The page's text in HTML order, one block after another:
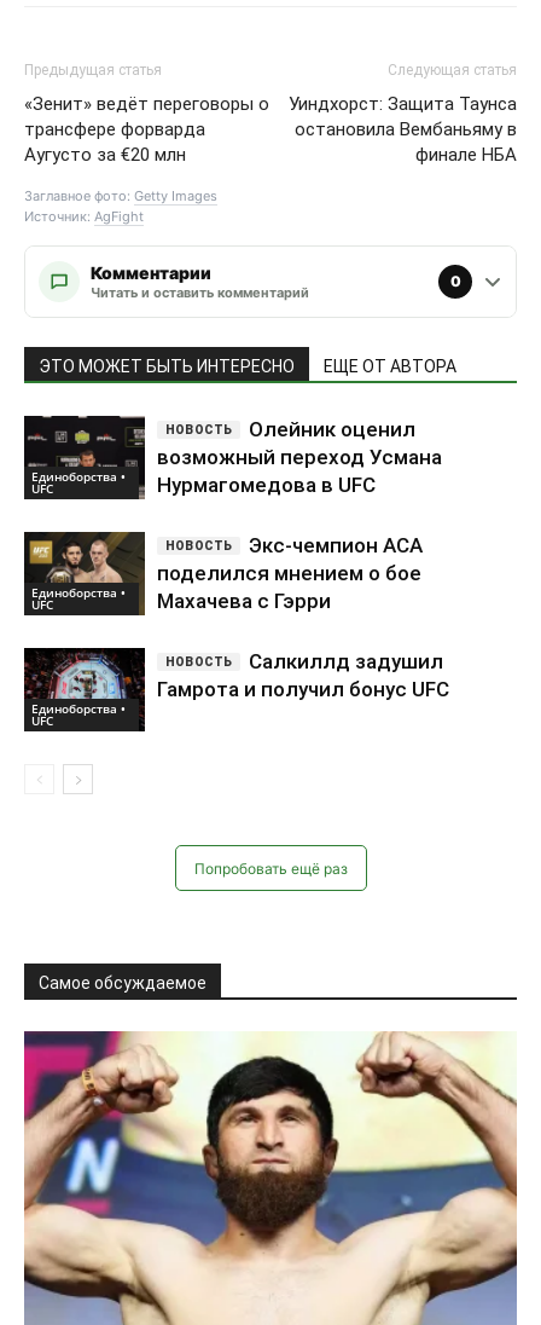
Предыдущая статья
«Зенит» ведёт переговоры о
трансфере форварда
Аугусто за €20 млн
Следующая статья
Уиндхорст: Защита Таунса
остановила Вембаньяму в
финале НБА
Заглавное фото: Getty Images
Источник: AgFight
Комментарии
Читать и оставить комментарий
0
ЭТО МОЖЕТ БЫТЬ ИНТЕРЕСНО ЕЩЕ ОТ АВТОРА
Единоборства •
UFC
Олейник оценил
возможный переход Усмана
Нурмагомедова в UFC
Единоборства •
UFC
Экс-чемпион ACA
поделился мнением о бое
Махачева с Гэрри
Единоборства •
UFC
Салкиллд задушил
Гамрота и получил бонус UFC
Попробовать ещё раз
Самое обсуждаемое